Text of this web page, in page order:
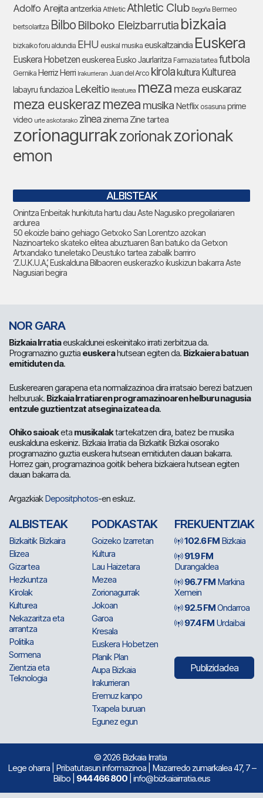
Adolfo Arejitaantzerkia Athletic Athletic Club Begoña Bermeo
bertsolaritza Bilbo Bilboko Eleizbarrutia bizkaia
bizkaiko foru aldundia EHU euskal musika euskaltzaindia Euskera
Euskera Hobetzeneuskerea Eusko Jaurlaritza Farmazia tartea futbola
Gernika Herriz Herri Irakurrieran Juan del Arco kirolakultura Kulturea
labayru fundazioa Lekeitio literaturea meza meza euskaraz
meza euskerazmezea musika Netflix osasuna prime
video urte askotarako zinea zinema Zine tartea
zorionagurrakzorionakzorionak
emon
ALBISTEAK
Onintza Enbeitak hunkituta hartu dau Aste Nagusiko pregoilariaren
ardurea
50 ekoizle baino gehiago Getxoko San Lorentzo azokan
Nazinoarteko skateko elitea abuztuaren 8an batuko da Getxon
Artxandako tuneletako Deustuko tartea zabalik barriro
‘Z.U.K.U.A.’, Euskalduna Bilbaoren euskerazko ikuskizun bakarra Aste
Nagusiari begira
NOR GARA
Bizkaia Irratiaeuskaldunei eskeinitako irrati zerbitzua da.
Programazino guztia euskerahutsean egiten da. Bizkaiera batuan
emitiduten da.
Euskerearen garapena eta normalizazinoa dira irratsaio berezi batzuen
helburuak. Bizkaia Irratiaren programazinoaren helburu nagusia
entzule guztientzat atsegina izatea da.
Ohiko saioaketa musikalaktartekatzen dira, batez be musika
euskalduna eskeiniz. Bizkaia Irratia da Bizkaitik Bizkai osorako
programazino guztia euskera hutsean emitiduten dauan bakarra.
Horrez gain, programazinoa goitik behera bizkaiera hutsean egiten
dauan bakarra da.
ArgazkiakDepositphotos-en eskuz.
ALBISTEAK
Bizkaitik Bizkaira
Elizea
Gizartea
Hezkuntza
Kirolak
Kulturea
Nekazaritza eta
arrantza
Politika
Sormena
Zientzia eta
Teknologia
PODKASTAK
Goizeko Izarretan
Kultura
Lau Haizetara
Mezea
Zorionagurrak
Jokoan
Garoa
Kresala
Euskera Hobetzen
Planik Plan
Aupa Bizkaia
Irakurrieran
Eremuz kanpo
Txapela buruan
Egunez egun
FREKUENTZIAK
102.6 FM Bizkaia
91.9 FM
Durangaldea
96.7 FM Markina
Xemein
92.5 FMOndarroa
97.4 FM Urdaibai
Publizidadea
© 2026 Bizkaia Irratia
Lege oharra| Pribatutasun informazinoa| Mazarredo zumarkalea 47, 7 –
Bilbo | 944 466 800 | info@bizkaiairratia.eus